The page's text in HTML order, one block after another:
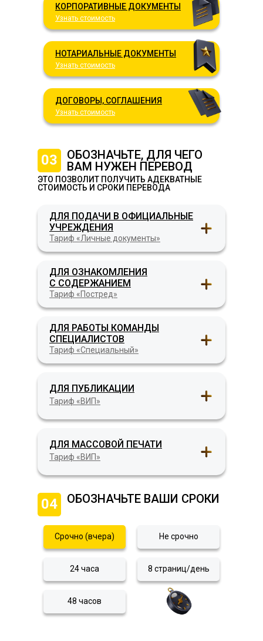
КОРПОРАТИВНЫЕ ДОКУМЕНТЫ
Узнать стоимость
НОТАРИАЛЬНЫЕ ДОКУМЕНТЫ
Узнать стоимость
ДОГОВОРЫ, СОГЛАШЕНИЯ
Узнать стоимость
ОБОЗНАЧЬТЕ, ДЛЯ ЧЕГО
ВАМ НУЖЕН ПЕРЕВОД
03
ЭТО ПОЗВОЛИТ ПОЛУЧИТЬ АДЕКВАТНЫЕ
СТОИМОСТЬ И СРОКИ ПЕРЕВОДА
ДЛЯ ПОДАЧИ В ОФИЦИАЛЬНЫЕ
УЧРЕЖДЕНИЯ
Тариф «Личные документы»
Тариф «Постред»
ДЛЯ ОЗНАКОМЛЕНИЯ
С СОДЕРЖАНИЕМ
ДЛЯ ПУБЛИКАЦИИ
Тариф «ВИП»
ДЛЯ РАБОТЫ КОМАНДЫ
СПЕЦИАЛИСТОВ
Тариф «Специальный»
ДЛЯ МАССОВОЙ ПЕЧАТИ
Тариф «ВИП»
ОБОЗНАЧЬТЕ ВАШИ СРОКИ
04
Срочно (вчера)
48 часов
Не срочно
24 часа 8 страниц/день